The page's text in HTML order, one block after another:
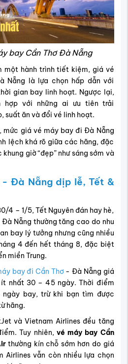
bay Cần Thơ Đà Nẵng
một hành trình tiết kiệm, giá vé
Nẵng là lựa chọn hấp dẫn với
gian bay linh hoạt. Ngược lại,
hợp với những ai ưu tiên trải
suất ăn và đổi vé linh hoạt.
mức giá vé máy bay đi Đà Nẵng
lệch khá rõ giữa các hãng, đặc
giờ “đẹp” như sáng sớm và
- Đà Nẵng dịp lễ, Tết &
4 – 1/5, Tết Nguyên đán hay hè,
Nẵng thường tăng cao do nhu
bay lý tưởng nhưng cũng nhiều
4 đến hết tháng 8, đặc biệt
miền Trung.
bay đi Cần Thơ - Đà Nẵng giá
nhất 30 – 45 ngày. Thời điểm
ngày bay, trừ khi bạn tìm được
hãng.
và Vietnam Airlines đều tăng
Tuy nhiên, vé máy bay Cần
thường kín chỗ sớm hơn do giá
Airlines vẫn còn nhiều lựa chọn